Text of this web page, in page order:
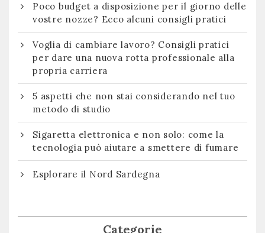
Poco budget a disposizione per il giorno delle
vostre nozze? Ecco alcuni consigli pratici
Voglia di cambiare lavoro? Consigli pratici
per dare una nuova rotta professionale alla
propria carriera
5 aspetti che non stai considerando nel tuo
metodo di studio
Sigaretta elettronica e non solo: come la
tecnologia può aiutare a smettere di fumare
Esplorare il Nord Sardegna
Categorie